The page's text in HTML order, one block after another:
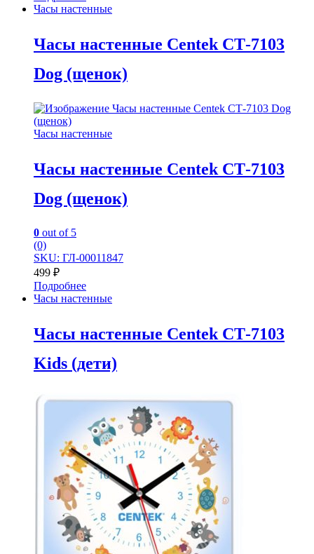
Часы настенные
Часы настенные Centek СТ-7103
Dog (щенок)
Часы настенные
Часы настенные Centek СТ-7103
Dog (щенок)
0 out of 5
(0)
SKU: ГЛ-00011847
499 ₽
Подробнее
Часы настенные
Часы настенные Centek СТ-7103
Kids (дети)